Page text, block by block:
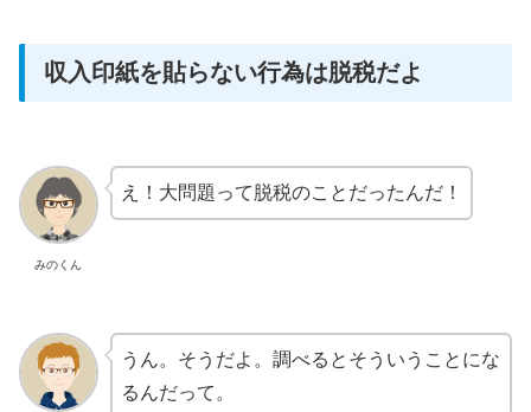
収入印紙を貼らない行為は脱税だよ
みのくん
え！大問題って脱税のことだったんだ！
うん。そうだよ。調べるとそういうことにな
るんだって。